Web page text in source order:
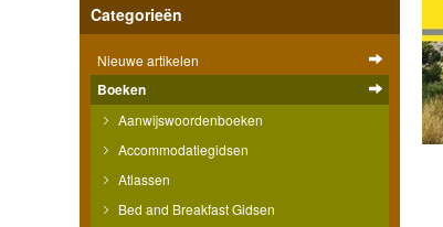
Categorieën
Nieuwe artikelen
Boeken
Aanwijswoordenboeken
Accommodatiegidsen
Atlassen
Bed and Breakfast Gidsen